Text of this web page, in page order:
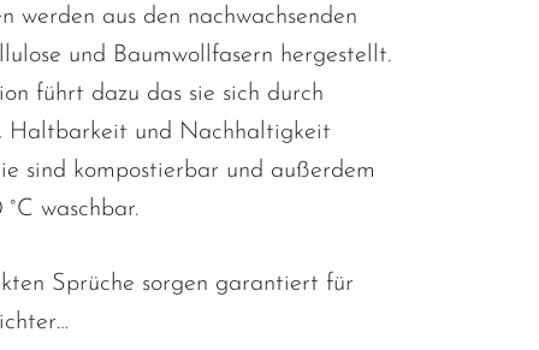
werden aus den nachwachsenden
und Baumwollfasern hergestellt.
führt dazu das sie sich durch
Haltbarkeit und Nachhaltigkeit
sind kompostierbar und außerdem
waschbar.
Sprüche sorgen garantiert für